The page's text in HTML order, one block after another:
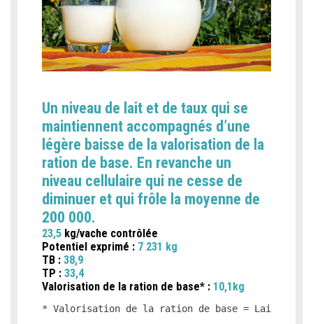
Un niveau de lait et de taux qui se
maintiennent accompagnés d’une
légère baisse de la valorisation de la
ration de base. En revanche un
niveau cellulaire qui ne cesse de
diminuer et qui frôle la moyenne de
200 000.
23,5 kg/vache contrôlée
Potentiel exprimé : 7 231 kg
TB : 38,9
TP : 33,4
Valorisation de la ration de base* : 10,1kg
* Valorisation de la ration de base = Lait